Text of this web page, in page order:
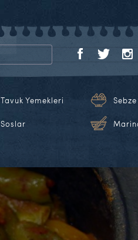
Tavuk Yemekleri
Soslar